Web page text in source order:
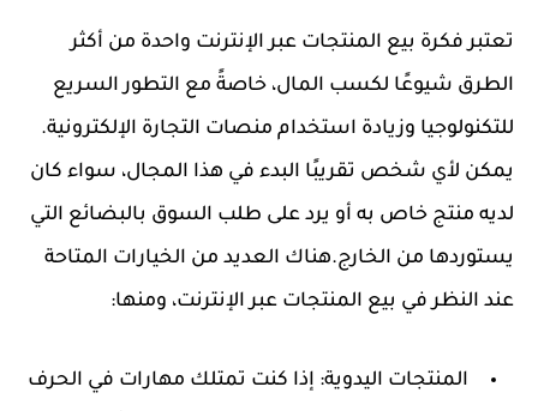
تعتبر فكرة بيع المنتجات عبر الإنترنت واحدة من أكثر
الطرق شيوعًا لكسب المال، خاصةً مع التطور السريع
للتكنولوجيا وزيادة استخدام منصات التجارة الإلكترونية.
يمكن لأي شخص تقريبًا البدء في هذا المجال، سواء كان
لديه منتج خاص به أو يرد على طلب السوق بالبضائع التي
يستوردها من الخارج.هناك العديد من الخيارات المتاحة
عند النظر في بيع المنتجات عبر الإنترنت، ومنها:
المنتجات اليدوية: إذا كنت تمتلك مهارات في الحرف